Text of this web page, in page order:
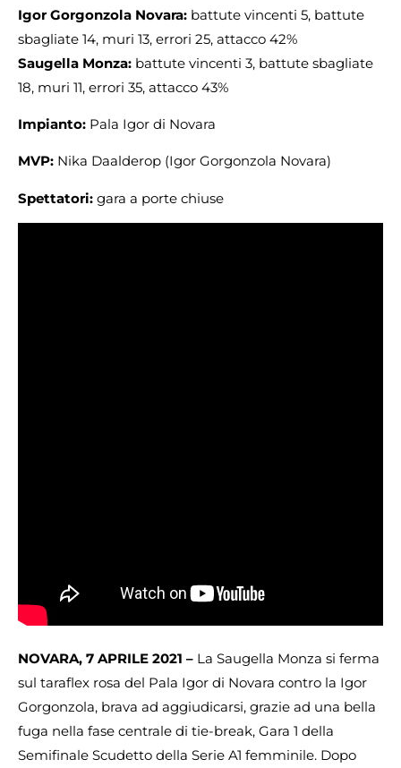
Igor Gorgonzola Novara: battute vincenti 5, battute
sbagliate 14, muri 13, errori 25, attacco 42%
Saugella Monza: battute vincenti 3, battute sbagliate
18, muri 11, errori 35, attacco 43%
Impianto: Pala Igor di Novara
MVP: Nika Daalderop (Igor Gorgonzola Novara)
Spettatori: gara a porte chiuse
NOVARA, 7 APRILE 2021 – La Saugella Monza si ferma
sul taraflex rosa del Pala Igor di Novara contro la Igor
Gorgonzola, brava ad aggiudicarsi, grazie ad una bella
fuga nella fase centrale di tie-break, Gara 1 della
Semifinale Scudetto della Serie A1 femminile. Dopo